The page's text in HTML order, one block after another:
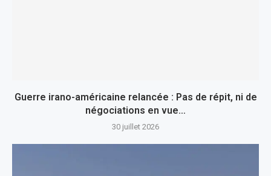
Guerre irano-américaine relancée : Pas de répit, ni de
négociations en vue…
30 juillet 2026